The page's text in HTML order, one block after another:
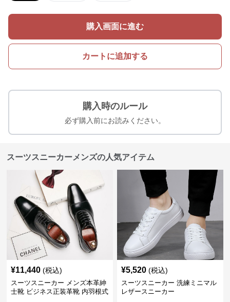
購入画面に進む
カートに追加する
購入時のルール
必ず購入前にお読みください。
スーツスニーカーメンズの人気アイテム
¥11,440 (税込)
スーツスニーカー メンズ本革紳
士靴 ビジネス正装革靴 内羽根式
¥5,520 (税込)
スーツスニーカー 洗練ミニマル
レザースニーカー